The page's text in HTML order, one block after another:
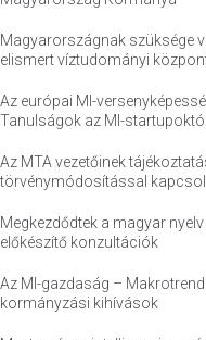
Magyarországnak szüksége
elismert víztudományi
Az európai MI-
Tanulságok az MI-
Az MTA vezetőinek
törvénymódosítással
Megkezdődtek a magyar
előkészítő konzultációk
Az MI-gazdaság –
kormányzási kihívások